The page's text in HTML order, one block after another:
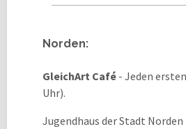
Norden:
GleichArt Café - Jeden
Uhr).
Jugendhaus der Stadt Norden